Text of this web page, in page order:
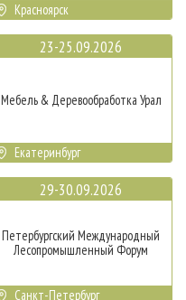
Красноярск
23-25.09.2026
Мебель & Деревообработка Урал
Екатеринбург
29-30.09.2026
Петербургский Международный
Лесопромышленный Форум
Санкт-Петербург